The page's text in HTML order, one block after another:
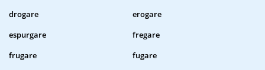
drogare
erogare
espurgare
fregare
frugare
fugare